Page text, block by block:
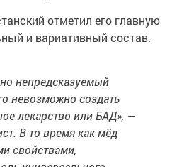
отметил его главную
и вариативный состав.
непредсказуемый
невозможно создать
лекарство или БАД», —
В то время как мёд
свойствами,